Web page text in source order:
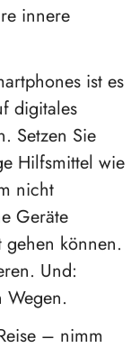
innere
ist es
digitales
Setzen Sie
Hilfsmittel wie
nicht
Geräte
können.
Und:
Wegen.
– nimm